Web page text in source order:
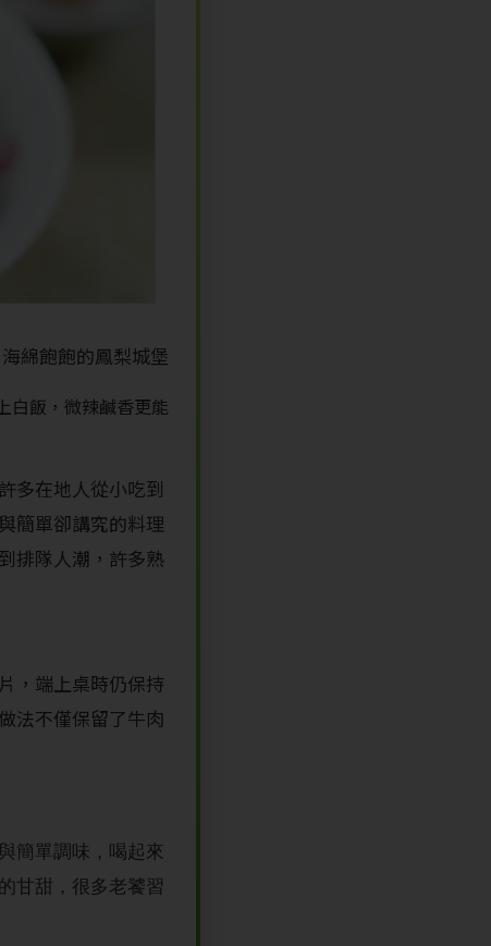
綿飽飽的鳳梨城堡
白飯，微辣鹹香更能
多在地人從小吃到
簡單卻講究的料理
排隊人潮，許多熟
，端上桌時仍保持
法不僅保留了牛肉
簡單調味，喝起來
甘甜，很多老饕習